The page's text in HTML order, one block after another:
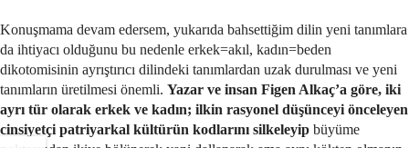
Konuşmama devam edersem, yukarıda bahsettiğim dilin yeni tanımlara
da ihtiyacı olduğunu bu nedenle erkek=akıl, kadın=beden
dikotomisinin ayrıştırıcı dilindeki tanımlardan uzak durulması ve yeni
tanımların üretilmesi önemli. Yazar ve insan Figen Alkaç’a göre, iki
ayrı tür olarak erkek ve kadın; ilkin rasyonel düşünceyi önceleyen
cinsiyetçi patriyarkal kültürün kodlarını silkeleyip büyüme